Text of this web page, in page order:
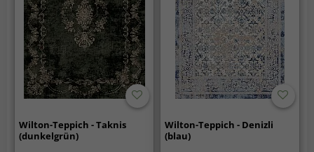
Wilton-Teppich - Taknis
(dunkelgrün)
Wilton-Teppich - Denizli
(blau)